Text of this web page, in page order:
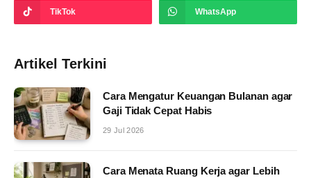
TikTok WhatsApp
Artikel Terkini
Cara Mengatur Keuangan Bulanan agar
Gaji Tidak Cepat Habis
29 Jul 2026
Cara Menata Ruang Kerja agar Lebih